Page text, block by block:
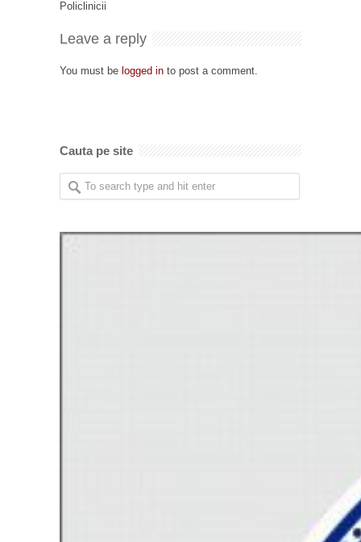
Policlinicii
Leave a reply
You must be logged in to post a comment.
Cauta pe site